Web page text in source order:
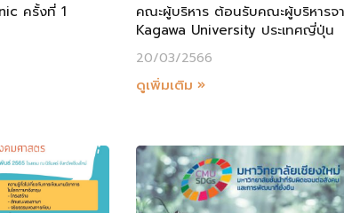
ครั้งที่ 1
คณะผู้บริหาร ต้อนรับคณะผู้บริหารจ
Kagawa University ประเทศญี่ปุ่น
20/03/2566
ดูเพิ่มเติม »